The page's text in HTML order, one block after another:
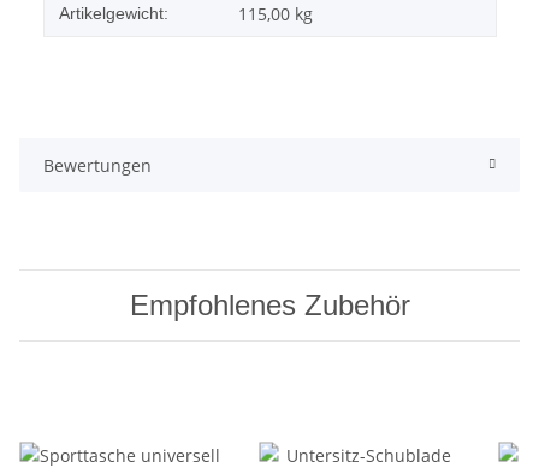
Artikelgewicht: 115,00 kg
Bewertungen
Empfohlenes Zubehör